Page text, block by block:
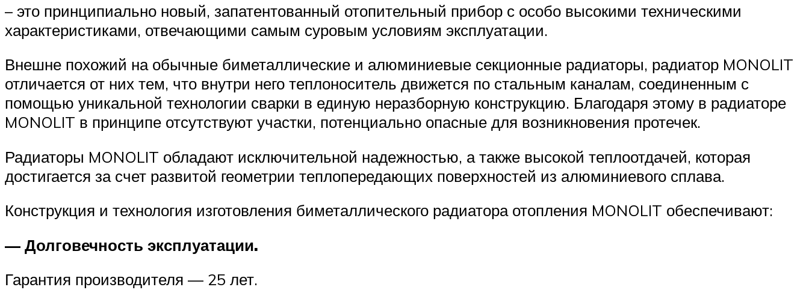
– это принципиально новый, запатентованный отопительный прибор с особо высокими техническими
характеристиками, отвечающими самым суровым условиям эксплуатации.
Внешне похожий на обычные биметаллические и алюминиевые секционные радиаторы, радиатор MONOLIT
отличается от них тем, что внутри него теплоноситель движется по стальным каналам, соединенным с
помощью уникальной технологии сварки в единую неразборную конструкцию. Благодаря этому в радиаторе
MONOLIT в принципе отсутствуют участки, потенциально опасные для возникновения протечек.
Радиаторы MONOLIT обладают исключительной надежностью, а также высокой теплоотдачей, которая
достигается за счет развитой геометрии теплопередающих поверхностей из алюминиевого сплава.
Конструкция и технология изготовления биметаллического радиатора отопления MONOLIT обеспечивают:
— Долговечность эксплуатации.
Гарантия производителя — 25 лет.